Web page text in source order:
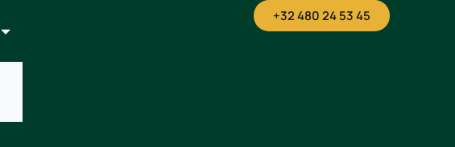
+32 480 24 53 45